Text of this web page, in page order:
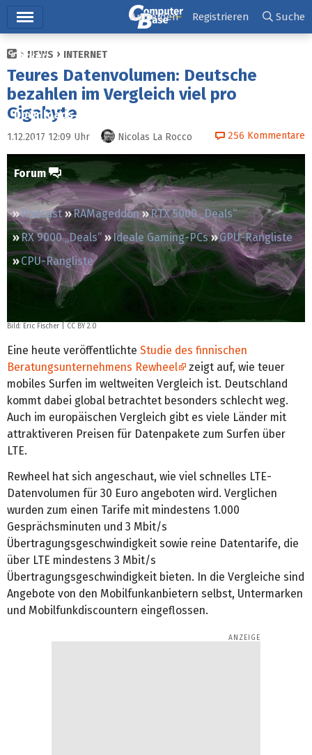
Ticker
Tests
Downloads
Preisvergleich
Forum
Podcast RAMageddon
RTX 5000 „Deals“
RX 9000 „Deals“
Ideale Gaming-PCs
GPU-Rangliste
CPU-Rangliste
Anmelden Registrieren Suche
NEWS INTERNET
Teures Datenvolumen: Deutsche
bezahlen im Vergleich viel pro
Gigabyte
1.12.2017 12:09 Uhr Nicolas La Rocco 256 Kommentare
Bild: Eric Fischer CC BY 2.0
Eine heute veröffentlichte Studie des finnischen
Beratungsunternehmens Rewheel
zeigt auf, wie teuer
mobiles Surfen im weltweiten Vergleich ist. Deutschland
kommt dabei global betrachtet besonders schlecht weg.
Auch im europäischen Vergleich gibt es viele Länder mit
attraktiveren Preisen für Datenpakete zum Surfen über
LTE.
Rewheel hat sich angeschaut, wie viel schnelles LTE-
Datenvolumen für 30 Euro angeboten wird. Verglichen
wurden zum einen Tarife mit mindestens 1.000
Gesprächsminuten und 3 Mbit/s
Übertragungsgeschwindigkeit sowie reine Datentarife, die
über LTE mindestens 3 Mbit/s
Übertragungsgeschwindigkeit bieten. In die Vergleiche sind
Angebote von den Mobilfunkanbietern selbst, Untermarken
und Mobilfunkdiscountern eingeflossen.